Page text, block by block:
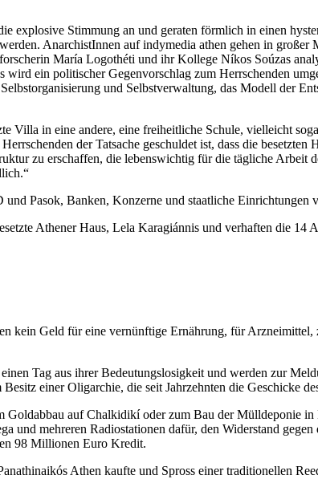
explosive Stimmung an und geraten förmlich in einen
AnarchistInnen auf indymedia athen gehen in
María Logothéti und ihr Kollege Níkos Soúzas
ein politischer Gegenvorschlag zum Herrschenden
und Selbstverwaltung, das Modell der
Villa in eine andere, eine freiheitliche Schule, vielleicht
der Tatsache geschuldet ist, dass die
zu erschaffen, die lebenswichtig für die tägliche
Pasok, Banken, Konzerne und staatliche Einrichtungen
Athener Haus, Lela Karagiánnis und verhaften die
kein Geld für eine vernünftige Ernährung, für
Tag aus ihrer Bedeutungslosigkeit und werden zur
einer Oligarchie, die seit Jahrzehnten die Geschicke
auf Chalkidikí oder zum Bau der Mülldeponie
und mehreren Radiostationen dafür, den Widerstand
98 Millionen Euro Kredit.
Athen kaufte und Spross einer traditionellen